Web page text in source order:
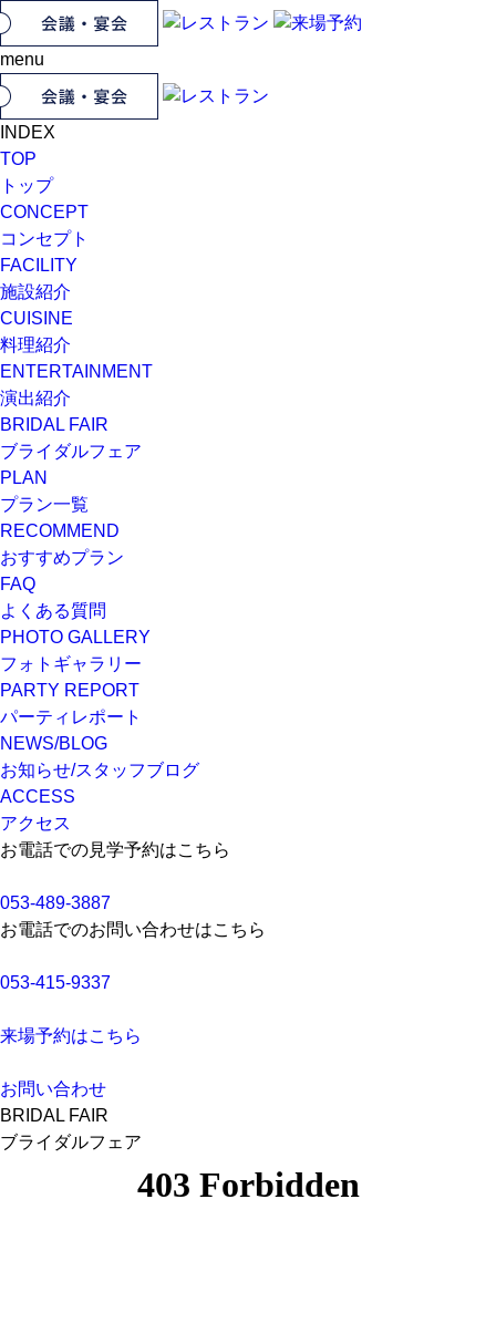
menu
INDEX
TOP
トップ
CONCEPT
コンセプト
FACILITY
施設紹介
CUISINE
料理紹介
ENTERTAINMENT
演出紹介
BRIDAL FAIR
ブライダルフェア
PLAN
プラン一覧
RECOMMEND
おすすめプラン
FAQ
よくある質問
PHOTO GALLERY
フォトギャラリー
PARTY REPORT
パーティレポート
NEWS/BLOG
お知らせ/スタッフブログ
ACCESS
アクセス
お電話での見学予約はこちら
053-489-3887
お電話でのお問い合わせはこちら
053-415-9337
来場予約はこちら
お問い合わせ
BRIDAL FAIR
ブライダルフェア